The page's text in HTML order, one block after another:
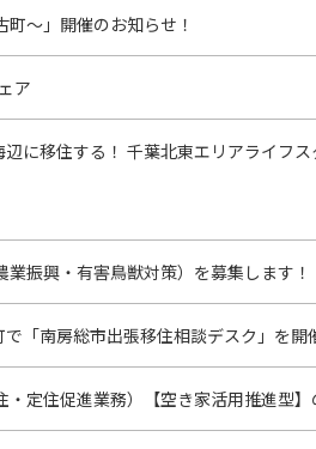
～」開催のお知らせ！
ア
辺に移住する！ 千葉北東エリアライフ
振興・有害鳥獣対策）を募集します！
で「南房総市出張移住相談デスク」を開
・定住促進業務）【空き家活用推進型】